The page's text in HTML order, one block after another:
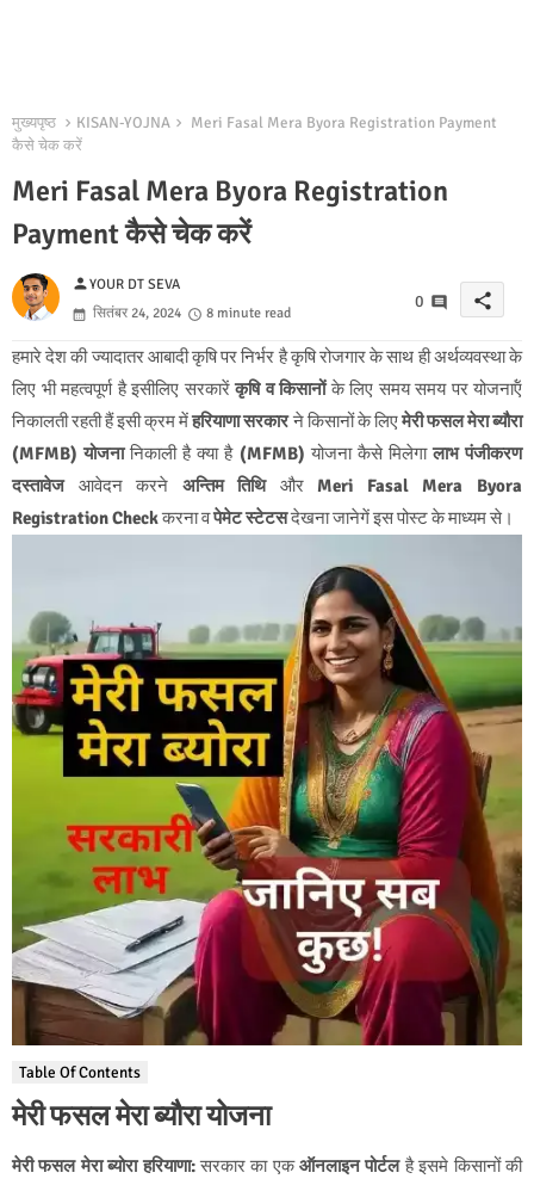
मुख्यपृष्ठ KISAN-YOJNA
Meri Fasal Mera Byora Registration Payment
कैसे चेक करें
Meri Fasal Mera Byora Registration
Payment कैसे चेक करें
personYOUR DT SEVA
सितंबर 24, 2024
8 minute read
0 share
हमारे देश की ज्‍यादातर आबादी कृषि पर निर्भर है कृषि रोजगार के साथ ही अर्थव्‍यवस्‍था के
लिए भी महत्‍वपूर्ण है इसीलिए सरकारेंकृषि व किसानोंके लिए समय समय पर योजनाऍं
निकालती रहती हैं इसी क्रम मेंहरियाणा सरकारने किसानों के लिएमेरी फसल मेरा ब्‍यौरा
(MFMB) योजनानिकाली है क्‍या है (MFMB) योजना कैसे मिलेगालाभ पंजीकरण
दस्‍तावेज आवेदन करने अन्तिम तिथिऔरMeri Fasal Mera Byora
Registration Checkकरना वपेमेट स्‍टेटसदेखना जानेगें इस पोस्ट के माध्यम से।
Table Of Contents
मेरी फसल मेरा ब्यौरा योजना
मेरी फसल मेरा ब्योरा हरियाणा:सरकार का एकऑनलाइन पोर्टलहै इसमे किसानों की